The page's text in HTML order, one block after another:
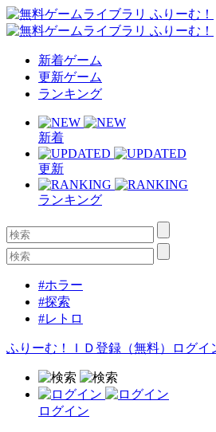
新着ゲーム
更新ゲーム
ランキング
新着
更新
ランキング
#ホラー
#探索
#レトロ
ふりーむ！ＩＤ登録（無料） ログイ
ログイン